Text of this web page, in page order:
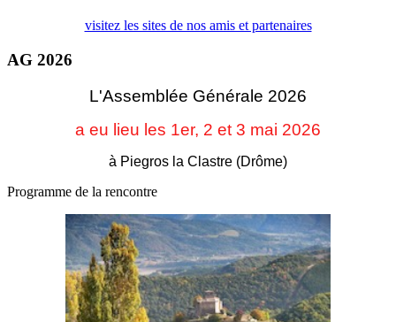
visitez les sites de nos amis et partenaires
AG 2026
L'Assemblée Générale 2026
a eu lieu les 1er, 2 et 3 mai 2026
à Piegros la Clastre (Drôme)
Programme de la rencontre